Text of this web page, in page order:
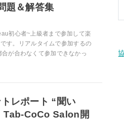
題＆解答集
初心者~上級者まで参加して楽
す。リアルタイムで参加するの
が合わなくて参加できなかっ
レポート “聞い
Tab-CoCo Salon開